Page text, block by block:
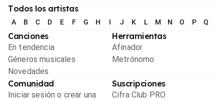
Todos los artistas
A B C D E F G H I J K L M N O P Q
Canciones
En tendencia
Géneros musicales
Novedades
Herramientas
Afinador
Metrónomo
Comunidad
Iniciar sesión o crear una
Suscripciones
Cifra Club PRO